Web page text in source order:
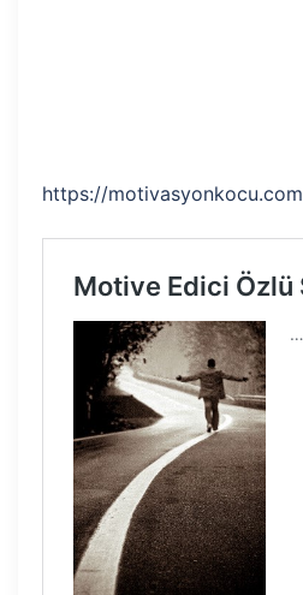
https://motivasyonkocu.com